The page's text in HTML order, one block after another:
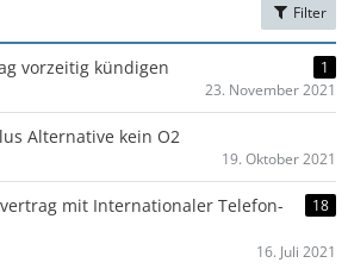
Filter
vorzeitig kündigen
1
23. November 2021
Alternative kein O2
19. Oktober 2021
mit Internationaler Telefon-
18
16. Juli 2021